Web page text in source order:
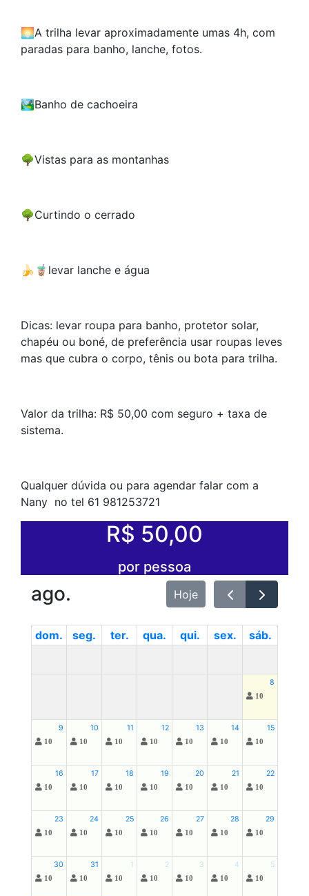
🌅A trilha levar aproximadamente umas 4h, com
paradas para banho, lanche, fotos.
🏞Banho de cachoeira
🌳Vistas para as montanhas
🌳Curtindo o cerrado
🍌🧋levar lanche e água
Dicas: levar roupa para banho, protetor solar,
chapéu ou boné, de preferência usar roupas leves
mas que cubra o corpo, tênis ou bota para trilha.
Valor da trilha: R$ 50,00 com seguro + taxa de
sistema.
Qualquer dúvida ou para agendar falar com a
Nany no tel 61 981253721
R$ 50,00
por pessoa
ago. Hoje
dom. seg. ter. qua. qui. sex. sáb.
8
10
9
10
10
10
11
10
12
10
13
10
14
10
15
10
16
10
17
10
18
10
19
10
20
10
21
10
22
10
23
10
24
10
25
10
26
10
27
10
28
10
29
10
30
10
31
10
1
10
2
10
3
10
4
10
5
10